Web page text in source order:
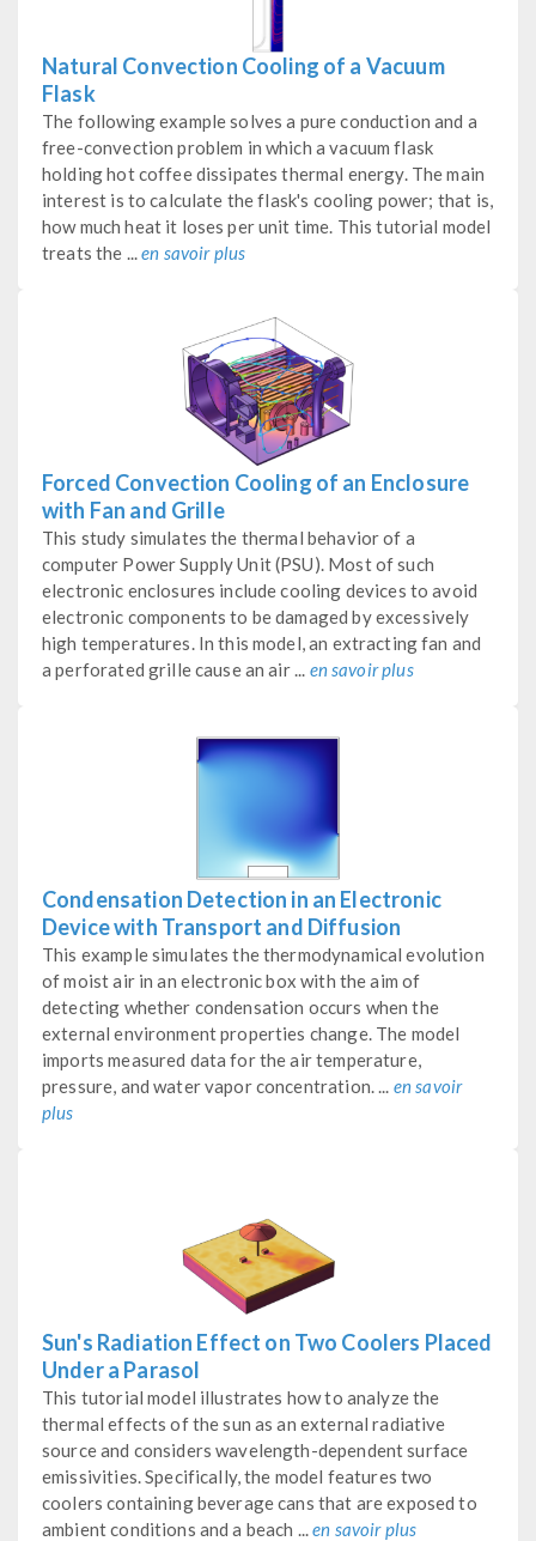
Natural Convection Cooling of a Vacuum
Flask
The following example solves a pure conduction and a
free-convection problem in which a vacuum flask
holding hot coffee dissipates thermal energy. The main
interest is to calculate the flask's cooling power; that is,
how much heat it loses per unit time. This tutorial model
treats the ...en savoir plus
Forced Convection Cooling of an Enclosure
with Fan and Grille
This study simulates the thermal behavior of a
computer Power Supply Unit (PSU). Most of such
electronic enclosures include cooling devices to avoid
electronic components to be damaged by excessively
high temperatures. In this model, an extracting fan and
a perforated grille cause an air ... en savoir plus
Condensation Detection in an Electronic
Device with Transport and Diffusion
This example simulates the thermodynamical evolution
of moist air in an electronic box with the aim of
detecting whether condensation occurs when the
external environment properties change. The model
imports measured data for the air temperature,
pressure, and water vapor concentration. ... en savoir
plus
Sun's Radiation Effect on Two Coolers Placed
Under a Parasol
This tutorial model illustrates how to analyze the
thermal effects of the sun as an external radiative
source and considers wavelength-dependent surface
emissivities. Specifically, the model features two
coolers containing beverage cans that are exposed to
ambient conditions and a beach ...en savoir plus